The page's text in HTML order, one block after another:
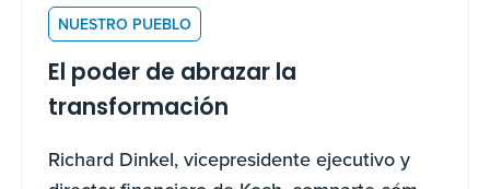
NUESTRO PUEBLO
El poder de abrazar la
transformación
Richard Dinkel, vicepresidente ejecutivo y